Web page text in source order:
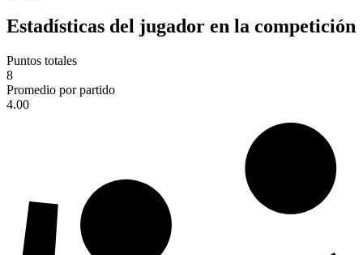
Estadísticas del jugador en la competición
Puntos totales
8
Promedio por partido
4.00